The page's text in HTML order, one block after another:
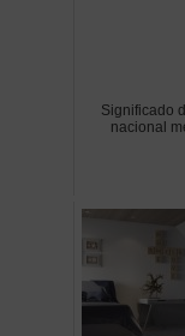
Significado
nacional